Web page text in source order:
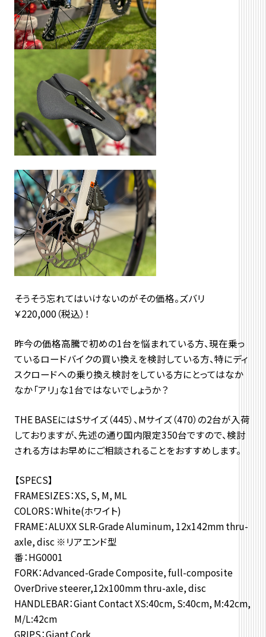
そうそう忘れてはいけないのがその価格。ズバリ
￥220,000（税込）！
昨今の価格高騰で初めの1台を悩まれている方、現在乗っ
ているロードバイクの買い換えを検討している方、特にディ
スクロードへの乗り換え検討をしている方にとってはなか
なか「アリ」な1台ではないでしょうか？
THE BASEにはSサイズ（445）、Mサイズ（470）の2台が入荷
しておりますが、先述の通り国内限定350台ですので、検討
される方はお早めにご相談されることをおすすめします。
【SPECS】
FRAMESIZES：XS, S, M, ML
COLORS：White(ホワイト)
FRAME：ALUXX SLR-Grade Aluminum, 12x142mm thru-
axle, disc ※リアエンド型
番：HG0001
FORK：Advanced-Grade Composite, full-composite
OverDrive steerer,12x100mm thru-axle, disc
HANDLEBAR：Giant Contact XS:40cm, S:40cm, M:42cm,
M/L:42cm
GRIPS：Giant Cork